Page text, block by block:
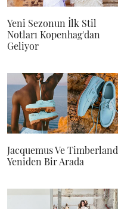
Yeni Sezonun İlk Stil
Notları Kopenhag'dan
Geliyor
Jacquemus Ve Timberland
Yeniden Bir Arada